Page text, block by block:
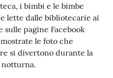
i bimbi e le bimbe
lette dalle bibliotecarie ai
pagine Facebook
le foto che
si divertono durante la